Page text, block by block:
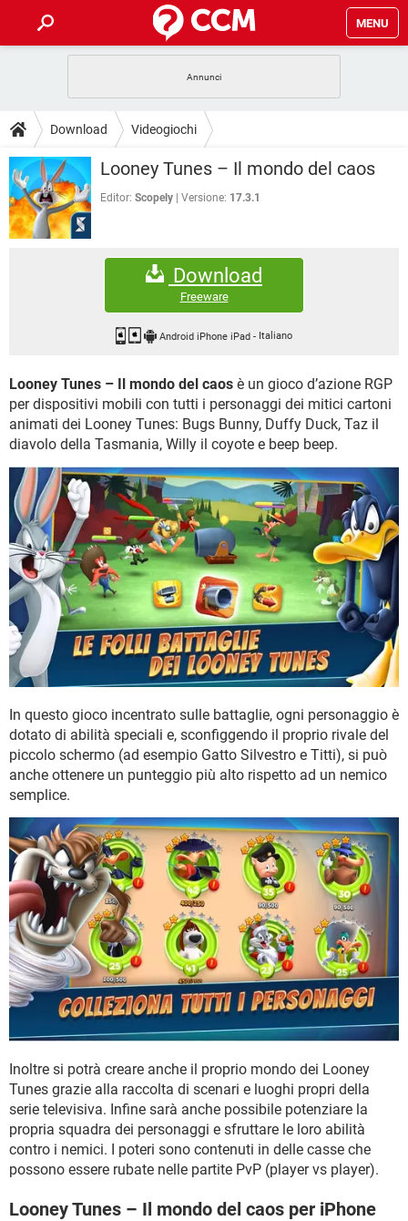
MENU
INTRATTENIMENTO
iOS WINDOWS 10
INSTAGRAM WHATSAPP
TIKTOK
GUIDE
COVID-19
INTRATTENIMENTO
iOS
FACEBOOK
DOWNLOAD
COVID-19 GAMING
INTRATTENIMENTO
WINDOWS 10
WHATSAPP
FORUM
ANDROID
WINDOWS 10
WHATSAPP
HARDWARE
GAMING
INSTAGRAM WHATSAPP
TIKTOK FACEBOOK
HARDWARE
Download Videogiochi
Looney Tunes – Il mondo del caos
Editor: Scopely Versione: 17.3.1
Download
Freeware
Android iPhone iPad - Italiano
Looney Tunes – Il mondo del caos è un gioco d’azione RGP
per dispositivi mobili con tutti i personaggi dei mitici cartoni
animati dei Looney Tunes: Bugs Bunny, Duffy Duck, Taz il
diavolo della Tasmania, Willy il coyote e beep beep.
In questo gioco incentrato sulle battaglie, ogni personaggio è
dotato di abilità speciali e, sconfiggendo il proprio rivale del
piccolo schermo (ad esempio Gatto Silvestro e Titti), si può
anche ottenere un punteggio più alto rispetto ad un nemico
semplice.
Inoltre si potrà creare anche il proprio mondo dei Looney
Tunes grazie alla raccolta di scenari e luoghi propri della
serie televisiva. Infine sarà anche possibile potenziare la
propria squadra dei personaggi e sfruttare le loro abilità
contro i nemici. I poteri sono contenuti in delle casse che
possono essere rubate nelle partite PvP (player vs player).
Looney Tunes – Il mondo del caos per iPhone